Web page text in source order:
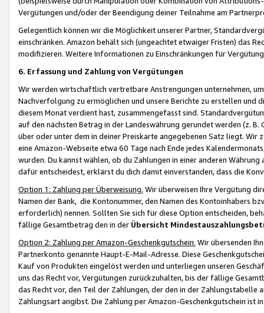
Vergütungen und/oder der Beendigung deiner Teilnahme am
Gelegentlich können wir die Möglichkeit unserer Partner,
einschränken. Amazon behält sich (ungeachtet etwaiger Fristen) das
modifizieren. Weitere Informationen zu Einschränkungen für
6. Erfassung und Zahlung von Vergütungen
Wir werden wirtschaftlich vertretbare Anstrengungen unternehmen,
Nachverfolgung zu ermöglichen und unsere Berichte zu erstellen und
diesem Monat verdient hast, zusammengefasst sind.
auf den nächsten Betrag in der Landeswährung gerundet werden (z.
über oder unter dem in deiner Preiskarte angegebenen Satz liegt.
eine Amazon-Webseite etwa 60 Tage nach Ende jedes
wurden. Du kannst wählen, ob du Zahlungen in einer anderen
dafür entscheidest, erklärst du dich damit einverstanden, dass die
Option 1: Zahlung per Überweisung. Wir überweisen Ihre Vergütung
Namen der Bank, die Kontonummer, den Namen des Kontoinhabers
erforderlich) nennen. Sollten Sie sich für diese Option entscheiden,
fällige Gesamtbetrag den in der Übersicht
Option 2: Zahlung per Amazon-Geschenkgutschein. Wir übersenden
Partnerkonto genannte Haupt-E-Mail-Adresse. Diese
Kauf von Produkten eingelöst werden und unterliegen unseren
uns das Recht vor, Vergütungen zurückzuhalten, bis der fällige
das Recht vor, den Teil der Zahlungen, der den in der
Zahlungsart angibst. Die Zahlung per Amazon-Geschenkgutschein ist